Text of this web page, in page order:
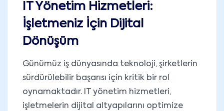
IT Yönetim Hizmetleri:
İşletmeniz İçin Dijital
Dönüşüm
Günümüz iş dünyasında teknoloji, şirketlerin
sürdürülebilir başarısı için kritik bir rol
oynamaktadır. IT yönetim hizmetleri,
işletmelerin dijital altyapılarını optimize